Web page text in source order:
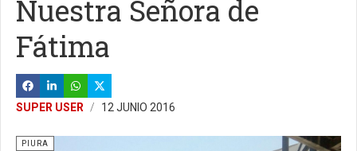
Nuestra Señora de
Fátima
SUPER USER 12 JUNIO 2016
PIURA